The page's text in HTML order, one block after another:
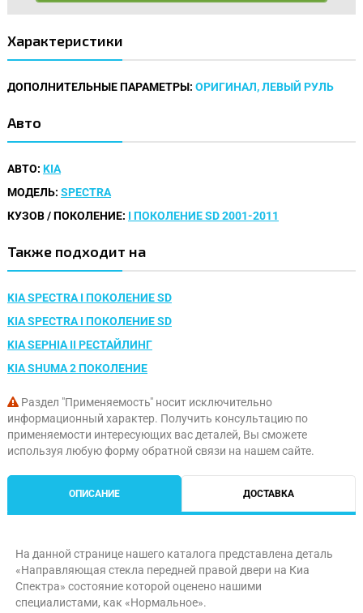
Характеристики
ДОПОЛНИТЕЛЬНЫЕ ПАРАМЕТРЫ: ОРИГИНАЛ, ЛЕВЫЙ РУЛЬ
Авто
АВТО: KIA
МОДЕЛЬ: SPECTRA
КУЗОВ / ПОКОЛЕНИЕ: I ПОКОЛЕНИЕ SD 2001-2011
Также подходит на
KIA SPECTRA I ПОКОЛЕНИЕ SD
KIA SPECTRA I ПОКОЛЕНИЕ SD
KIA SEPHIA II РЕСТАЙЛИНГ
KIA SHUMA 2 ПОКОЛЕНИЕ
Раздел "Применяемость" носит исключительно
информационный характер. Получить консультацию по
применяемости интересующих вас деталей, Вы сможете
используя любую форму обратной связи на нашем сайте.
ОПИСАНИЕ ДОСТАВКА
На данной странице нашего каталога представлена деталь
«Направляющая стекла передней правой двери на Киа
Спектра» состояние которой оценено нашими
специалистами, как «Нормальное».